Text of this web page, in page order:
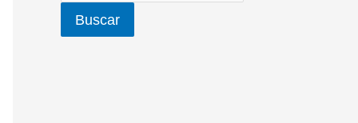
Buscar